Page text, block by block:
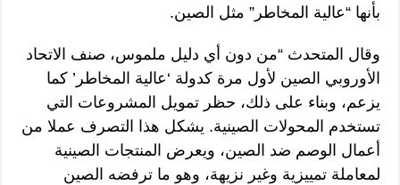
بأنها “عالية المخاطر” مثل الصين.
وقال المتحدث “من دون أي دليل ملموس، صنف الاتحاد
الأوروبي الصين لأول مرة كدولة ‘عالية المخاطر’ كما
يزعم، وبناء على ذلك، حظر تمويل المشروعات التي
تستخدم المحولات الصينية. يشكل هذا التصرف عملا من
أعمال الوصم ضد الصين، ويعرض المنتجات الصينية
لمعاملة تمييزية وغير نزيهة، وهو ما ترفضه الصين